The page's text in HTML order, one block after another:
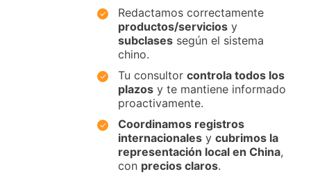
Redactamos correctamente
productos/servicios y
subclases según el sistema
chino.
Tu consultor controla todos los
plazos y te mantiene informado
proactivamente.
Coordinamos registros
internacionales y cubrimos la
representación local en China,
con precios claros.